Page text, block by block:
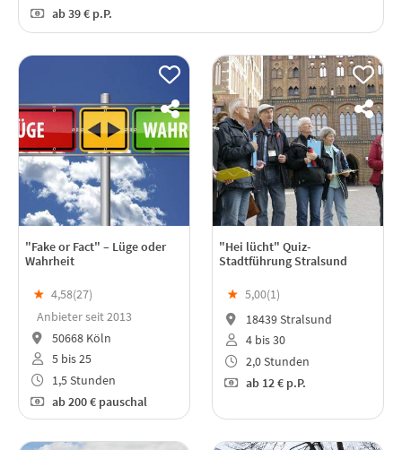
ab39 € p.P.
"Fake or Fact" – Lüge oder
Wahrheit
★ 4,58(27)
Anbieter seit 2013
50668 Köln
5 bis 25
1,5 Stunden
ab200 € pauschal
"Hei lücht" Quiz-
Stadtführung Stralsund
★ 5,00(1)
18439 Stralsund
4 bis 30
2,0 Stunden
ab12 € p.P.